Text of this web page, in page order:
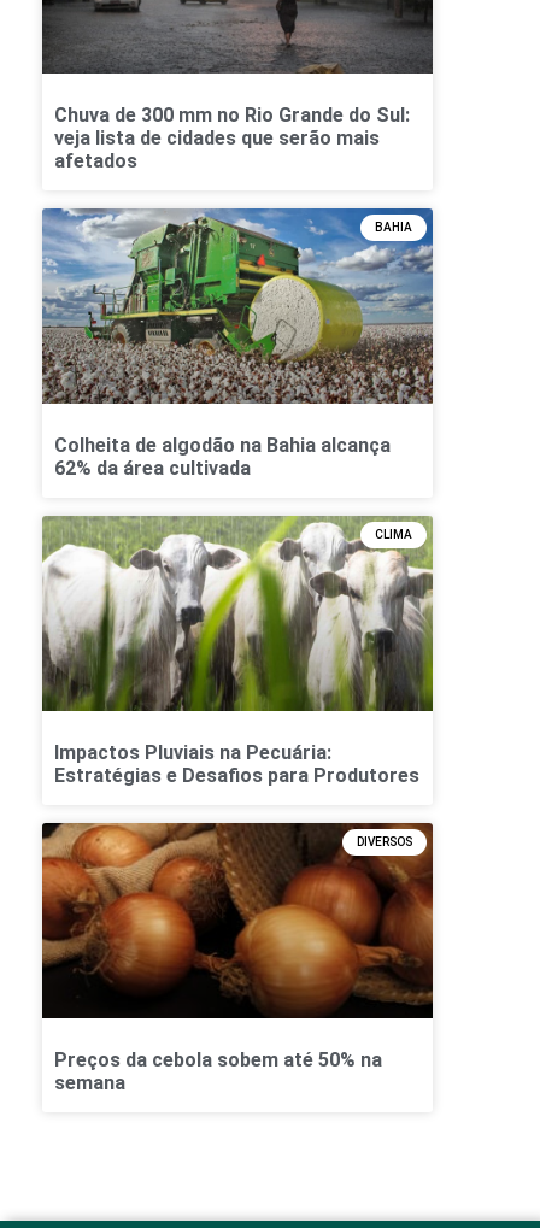
Chuva de 300 mm no Rio Grande do Sul:
veja lista de cidades que serão mais
afetados
BAHIA
Colheita de algodão na Bahia alcança
62% da área cultivada
CLIMA
Impactos Pluviais na Pecuária:
Estratégias e Desafios para Produtores
DIVERSOS
Preços da cebola sobem até 50% na
semana